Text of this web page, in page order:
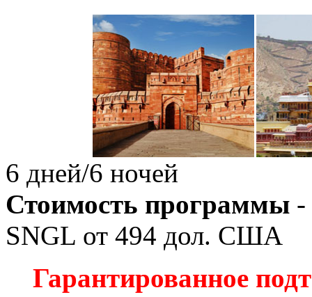
6 дней/6 ночей
Стоимость программы -
SNGL от 494 дол. США
Гарантированное